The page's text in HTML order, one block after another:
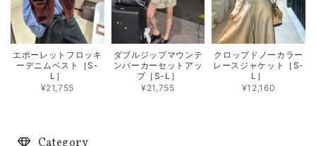
エポーレットフロッキ
ーデニムベスト［S-
L］
¥21,755
ダブルジップマウンテ
ンパーカーセットアッ
プ［S-L］
¥21,755
クロップドノーカラー
レースジャケット［S-
L］
¥12,160